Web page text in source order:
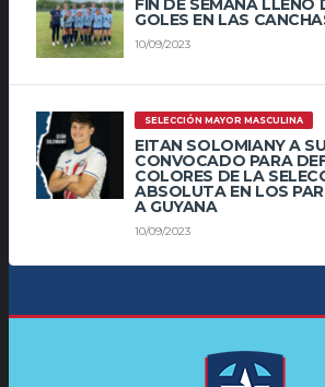
FIN DE SEMANA LLENO
GOLES EN LAS
10/09/2023
SELECCIÓN MAYOR MASCULINA
EITAN SOLOMIANY A
CONVOCADO PARA
COLORES DE LA
ABSOLUTA EN LOS
A GUYANA
10/09/2023